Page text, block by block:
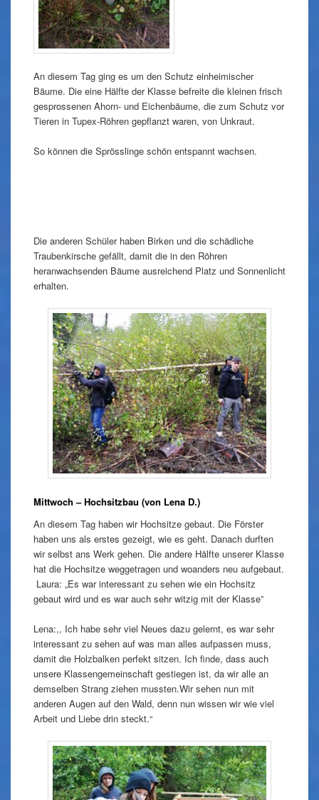
An diesem Tag ging es um den Schutz einheimischer
Bäume. Die eine Hälfte der Klasse befreite die kleinen frisch
gesprossenen Ahorn- und Eichenbäume, die zum Schutz vor
Tieren in Tupex-Röhren gepflanzt waren, von Unkraut.
So können die Sprösslinge schön entspannt wachsen.
Die anderen Schüler haben Birken und die schädliche
Traubenkirsche gefällt, damit die in den Röhren
heranwachsenden Bäume ausreichend Platz und Sonnenlicht
erhalten.
Mittwoch – Hochsitzbau (von Lena D.)
An diesem Tag haben wir Hochsitze gebaut. Die Förster
haben uns als erstes gezeigt, wie es geht. Danach durften
wir selbst ans Werk gehen. Die andere Hälfte unserer Klasse
hat die Hochsitze weggetragen und woanders neu aufgebaut.
Laura: „Es war interessant zu sehen wie ein Hochsitz
gebaut wird und es war auch sehr witzig mit der Klasse”
Lena:,, Ich habe sehr viel Neues dazu gelernt, es war sehr
interessant zu sehen auf was man alles aufpassen muss,
damit die Holzbalken perfekt sitzen. Ich finde, dass auch
unsere Klassengemeinschaft gestiegen ist, da wir alle an
demselben Strang ziehen mussten.Wir sehen nun mit
anderen Augen auf den Wald, denn nun wissen wir wie viel
Arbeit und Liebe drin steckt.“